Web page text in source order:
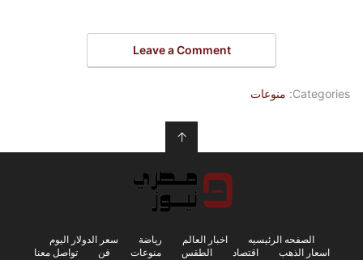
Leave a Comment
Categories: منوعات
↑
الصفحه الرئيسيه اخبار العالم رياضة
سعر الدولار اليوم
اسعار الذهب
اقتصاد الطقس منوعات فن
تواصل معنا